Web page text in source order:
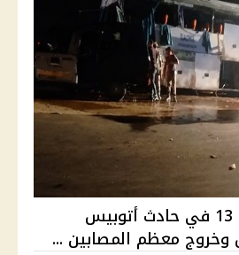
وفاة طفل وإصابة 13 في حادث أتوبيس
معظم المصابين ...